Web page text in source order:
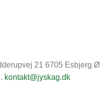
21 6705 Esbjerg Ø
kontakt@jyskag.dk